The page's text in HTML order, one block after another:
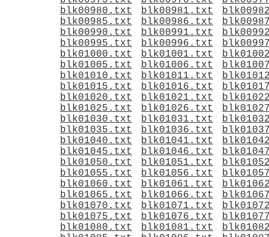
blk00980.txt
blk00981.txt
blk00985.txt
blk00986.txt
blk00990.txt
blk00991.txt
blk00995.txt
blk00996.txt
blk01000.txt
blk01001.txt
blk01005.txt
blk01006.txt
blk01010.txt
blk01011.txt
blk01015.txt
blk01016.txt
blk01020.txt
blk01021.txt
blk01025.txt
blk01026.txt
blk01030.txt
blk01031.txt
blk01035.txt
blk01036.txt
blk01040.txt
blk01041.txt
blk01045.txt
blk01046.txt
blk01050.txt
blk01051.txt
blk01055.txt
blk01056.txt
blk01060.txt
blk01061.txt
blk01065.txt
blk01066.txt
blk01070.txt
blk01071.txt
blk01075.txt
blk01076.txt
blk01080.txt
blk01081.txt